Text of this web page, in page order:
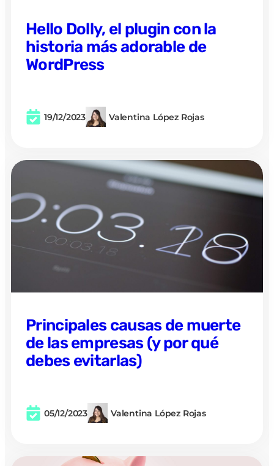
Hello Dolly, el plugin con la
historia más adorable de
WordPress
19/12/2023 Valentina López Rojas
Principales causas de muerte
de las empresas (y por qué
debes evitarlas)
05/12/2023 Valentina López Rojas